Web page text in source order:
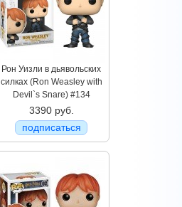
Рон Уизли в дьявольских
силках (Ron Weasley with
Devil`s Snare) #134
3390 руб.
подписаться